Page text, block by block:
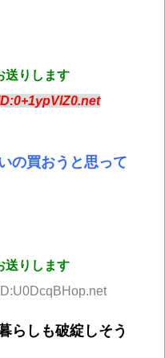
送りします
の買おうと思って
送りします
らしも破綻しそう